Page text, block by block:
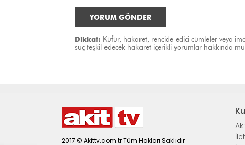
YORUM GÖNDER
Dikkat: Küfür, hakaret, rencide edici cümleler veya
suç teşkil edecek hakaret içerikli yorumlar hakkında
2017 © Akittv.com.tr Tüm Hakları Saklıdır